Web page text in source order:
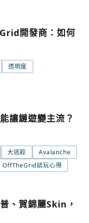
開發商：如何
透明度
讓鏈遊變主流？
大逃殺
Avalanche
OffTheGrid試玩心得
、賀錦麗Skin，
白處，即可回到加密